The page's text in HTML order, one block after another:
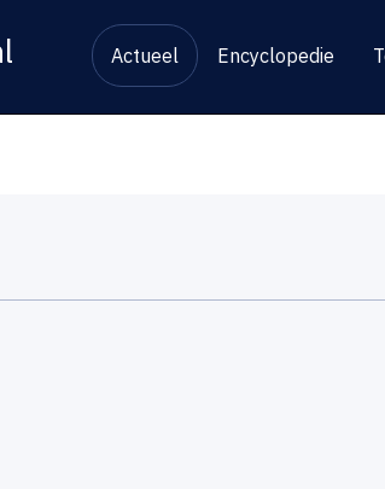
Actueel Encyclopedie